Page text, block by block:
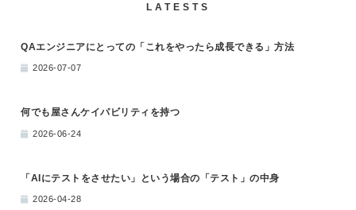
LATESTS
QAエンジニアにとっての「これをやったら成長できる」方法
2026-07-07
何でも屋さんケイパビリティを持つ
2026-06-24
「AIにテストをさせたい」という場合の「テスト」の中身
2026-04-28